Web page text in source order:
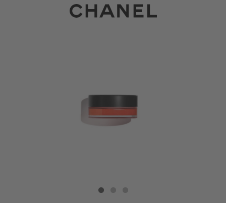
CHANEL POJAČAVA BOJU - HRANI - POPUNJAVA